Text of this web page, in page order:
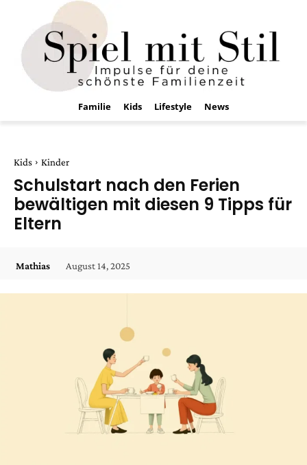
Familie Kids Lifestyle News
Kids Kinder
Schulstart nach den Ferien
bewältigen mit diesen 9 Tipps für
Eltern
Mathias August 14, 2025